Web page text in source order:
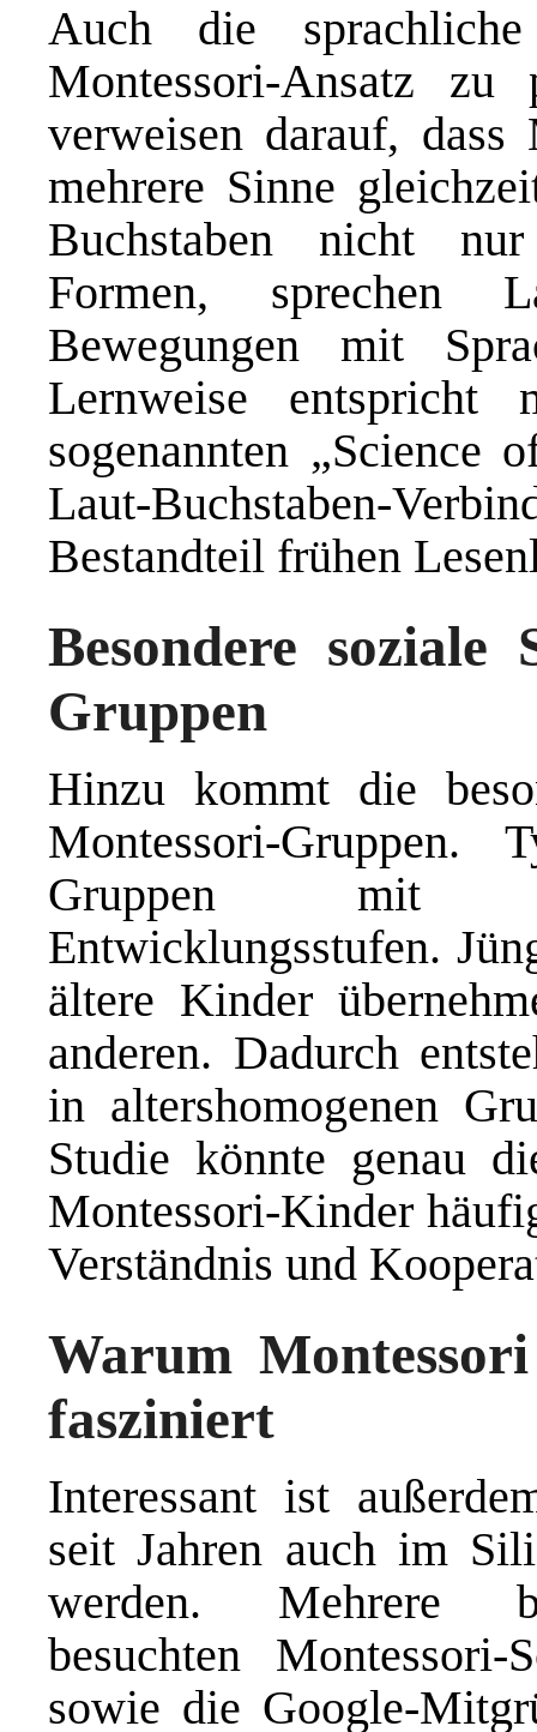
Auch die
Montessori-Ansatz zu
verweisen darauf,
mehrere Sinne
Buchstaben nicht
Formen, sprechen
Bewegungen mit
Lernweise entspricht
sogenannten „Science
Laut-Buchstaben-
Bestandteil frühen
Besondere
Gruppen
Hinzu kommt die
Montessori-Gruppen.
Gruppen mit
Entwicklungsstufen.
ältere Kinder
anderen. Dadurch
in altershomogenen
Studie könnte genau
Montessori-Kinder
Verständnis und
Warum
fasziniert
Interessant ist
seit Jahren auch im
werden. Mehrere
besuchten
sowie die Google-